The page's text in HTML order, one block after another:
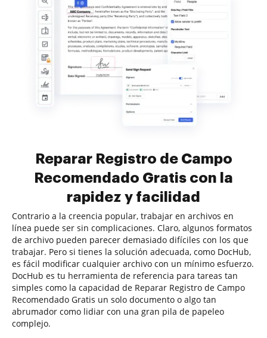
Reparar Registro de Campo
Recomendado Gratis con la
rapidez y facilidad
Contrario a la creencia popular, trabajar en archivos en
línea puede ser sin complicaciones. Claro, algunos formatos
de archivo pueden parecer demasiado difíciles con los que
trabajar. Pero si tienes la solución adecuada, como DocHub,
es fácil modificar cualquier archivo con un mínimo esfuerzo.
DocHub es tu herramienta de referencia para tareas tan
simples como la capacidad de Reparar Registro de Campo
Recomendado Gratis un solo documento o algo tan
abrumador como lidiar con una gran pila de papeleo
complejo.